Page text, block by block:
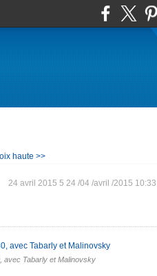
haute >>
24 avril 2015 5 24 /04 /avril /2015 10:33
avec Tabarly et Malinovsky